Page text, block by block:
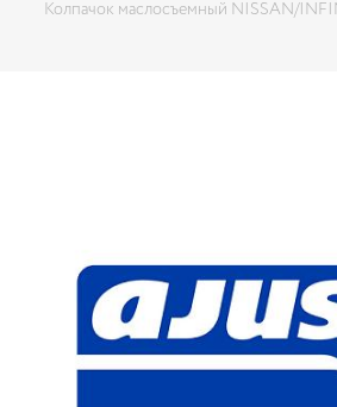
Колпачок маслосъемный NISSAN/